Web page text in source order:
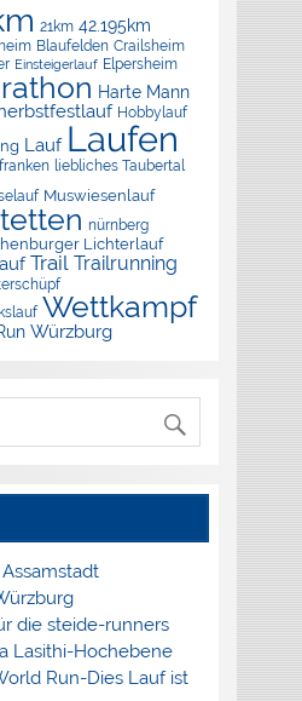
21km 42.195km
Blaufelden Crailsheim
Einsteigerlauf Elpersheim
Harte Mann
herbstfestlauf Hobbylauf
Lauf Laufen
liebliches Taubertal
Muswiesenlauf
nürnberg
Lichterlauf
Trail Trailrunning
Wettkampf
Würzburg
die steide-runners
Lasithi-Hochebene
Run-Dies Lauf ist